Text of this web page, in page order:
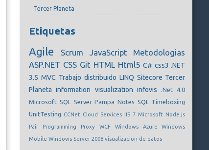
Tercer Planeta
Etiquetas
Agile Scrum JavaScript Metodologias
ASP.NET CSS Git HTML Html5 C# css3.NET
3.5MVC Trabajo distribuido LINQ Sitecore Tercer
Planetainformation visualization infovis
.Net 4.0
Microsoft SQL ServerPampa Notes SQL Timeboxing
UnitTesting CCNet Cloud Services IIS 7 Microsoft Node.js
Pair Programming Proxy WCF Windows AzureWindows
MobileWindows Server 2008visualizacion de datos